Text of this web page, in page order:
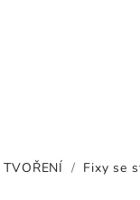
/ Fixy se